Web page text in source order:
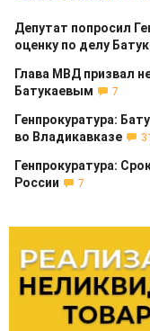
Депутат попросил
оценку по делу
Глава МВД призвал
Батукаевым
7
Генпрокуратура:
во Владикавказе
31
Генпрокуратура:
России
7